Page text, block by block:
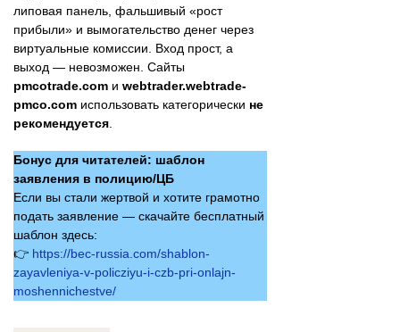
липовая панель, фальшивый «рост
прибыли» и вымогательство денег через
виртуальные комиссии. Вход прост, а
выход — невозможен. Сайты
pmcotrade.com и webtrader.webtrade-
pmco.com использовать категорически не
рекомендуется
Бонус для читателей: шаблон
заявления в полицию/ЦБ
Если вы стали жертвой и хотите грамотно
подать заявление — скачайте бесплатный
шаблон здесь:
👉 https://bec-russia.com/shablon-
zayavleniya-v-policziyu-i-czb-pri-onlajn-
moshennichestve/